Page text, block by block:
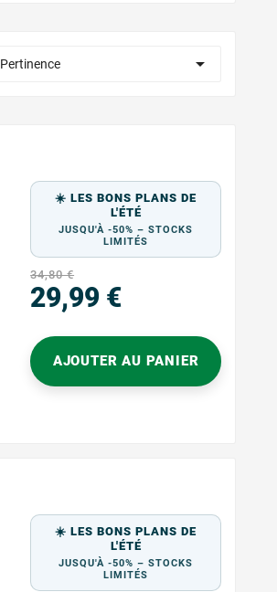
Pertinence 
☀️ LES BONS PLANS DE
L'ÉTÉ
JUSQU'À -50% – STOCKS
LIMITÉS
34,80 €
29,99 €
AJOUTER AU PANIER
☀️ LES BONS PLANS DE
L'ÉTÉ
JUSQU'À -50% – STOCKS
LIMITÉS